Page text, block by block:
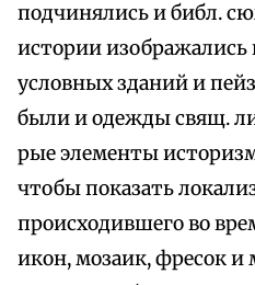
подчинялись и библ.
истории изображались
условных зданий и
были и одежды свящ.
рые элементы
чтобы показать
происходившего во
икон, мозаик, фресок и